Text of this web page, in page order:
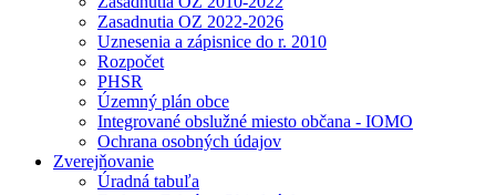
Zasadnutia OZ 2022-2026
Uznesenia a zápisnice do r. 2010
Rozpočet
PHSR
Územný plán obce
Integrované obslužné miesto občana - IOMO
Ochrana osobných údajov
Zverejňovanie
Úradná tabuľa